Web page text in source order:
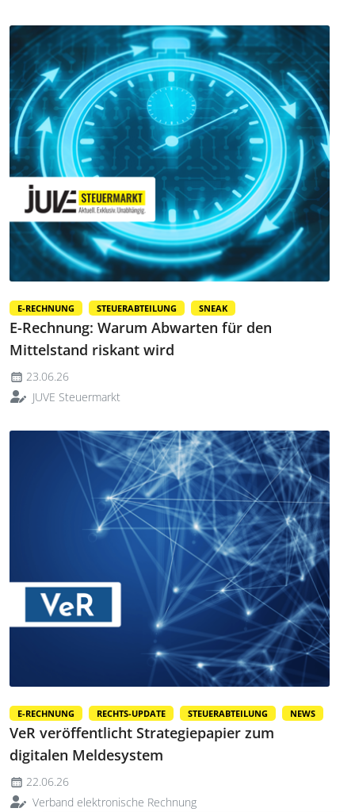
E-RECHNUNG STEUERABTEILUNG SNEAK
E-Rechnung: Warum Abwarten für den
Mittelstand riskant wird
23.06.26
JUVE Steuermarkt
E-RECHNUNG RECHTS-UPDATE STEUERABTEILUNG NEWS
VeR veröffentlicht Strategiepapier zum
digitalen Meldesystem
22.06.26
Verband elektronische Rechnung